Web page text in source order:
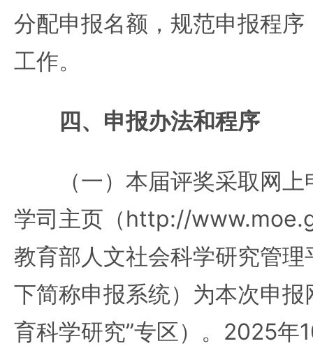
分配申报名额，规范申报程
工作。
四、申报办法和程序
（一）本届评奖采取网上
学司主页（http://
教育部人文社会科学研究管理
下简称申报系统）为本次申报
育科学研究”专区）。2025年